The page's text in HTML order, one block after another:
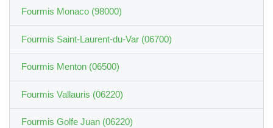
Fourmis Monaco (98000)
Fourmis Saint-Laurent-du-Var (06700)
Fourmis Menton (06500)
Fourmis Vallauris (06220)
Fourmis Golfe Juan (06220)